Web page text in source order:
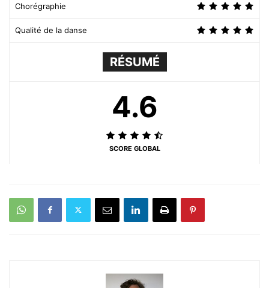
Chorégraphie
Qualité de la danse
RÉSUMÉ
4.6
SCORE GLOBAL